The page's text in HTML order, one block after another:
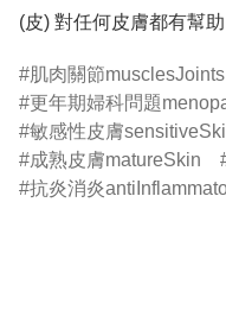
(皮) 對任何皮膚都有幫
肌肉關節musclesJoints
更年期婦科問題
敏感性皮膚
成熟皮膚matureSkin
抗炎消炎